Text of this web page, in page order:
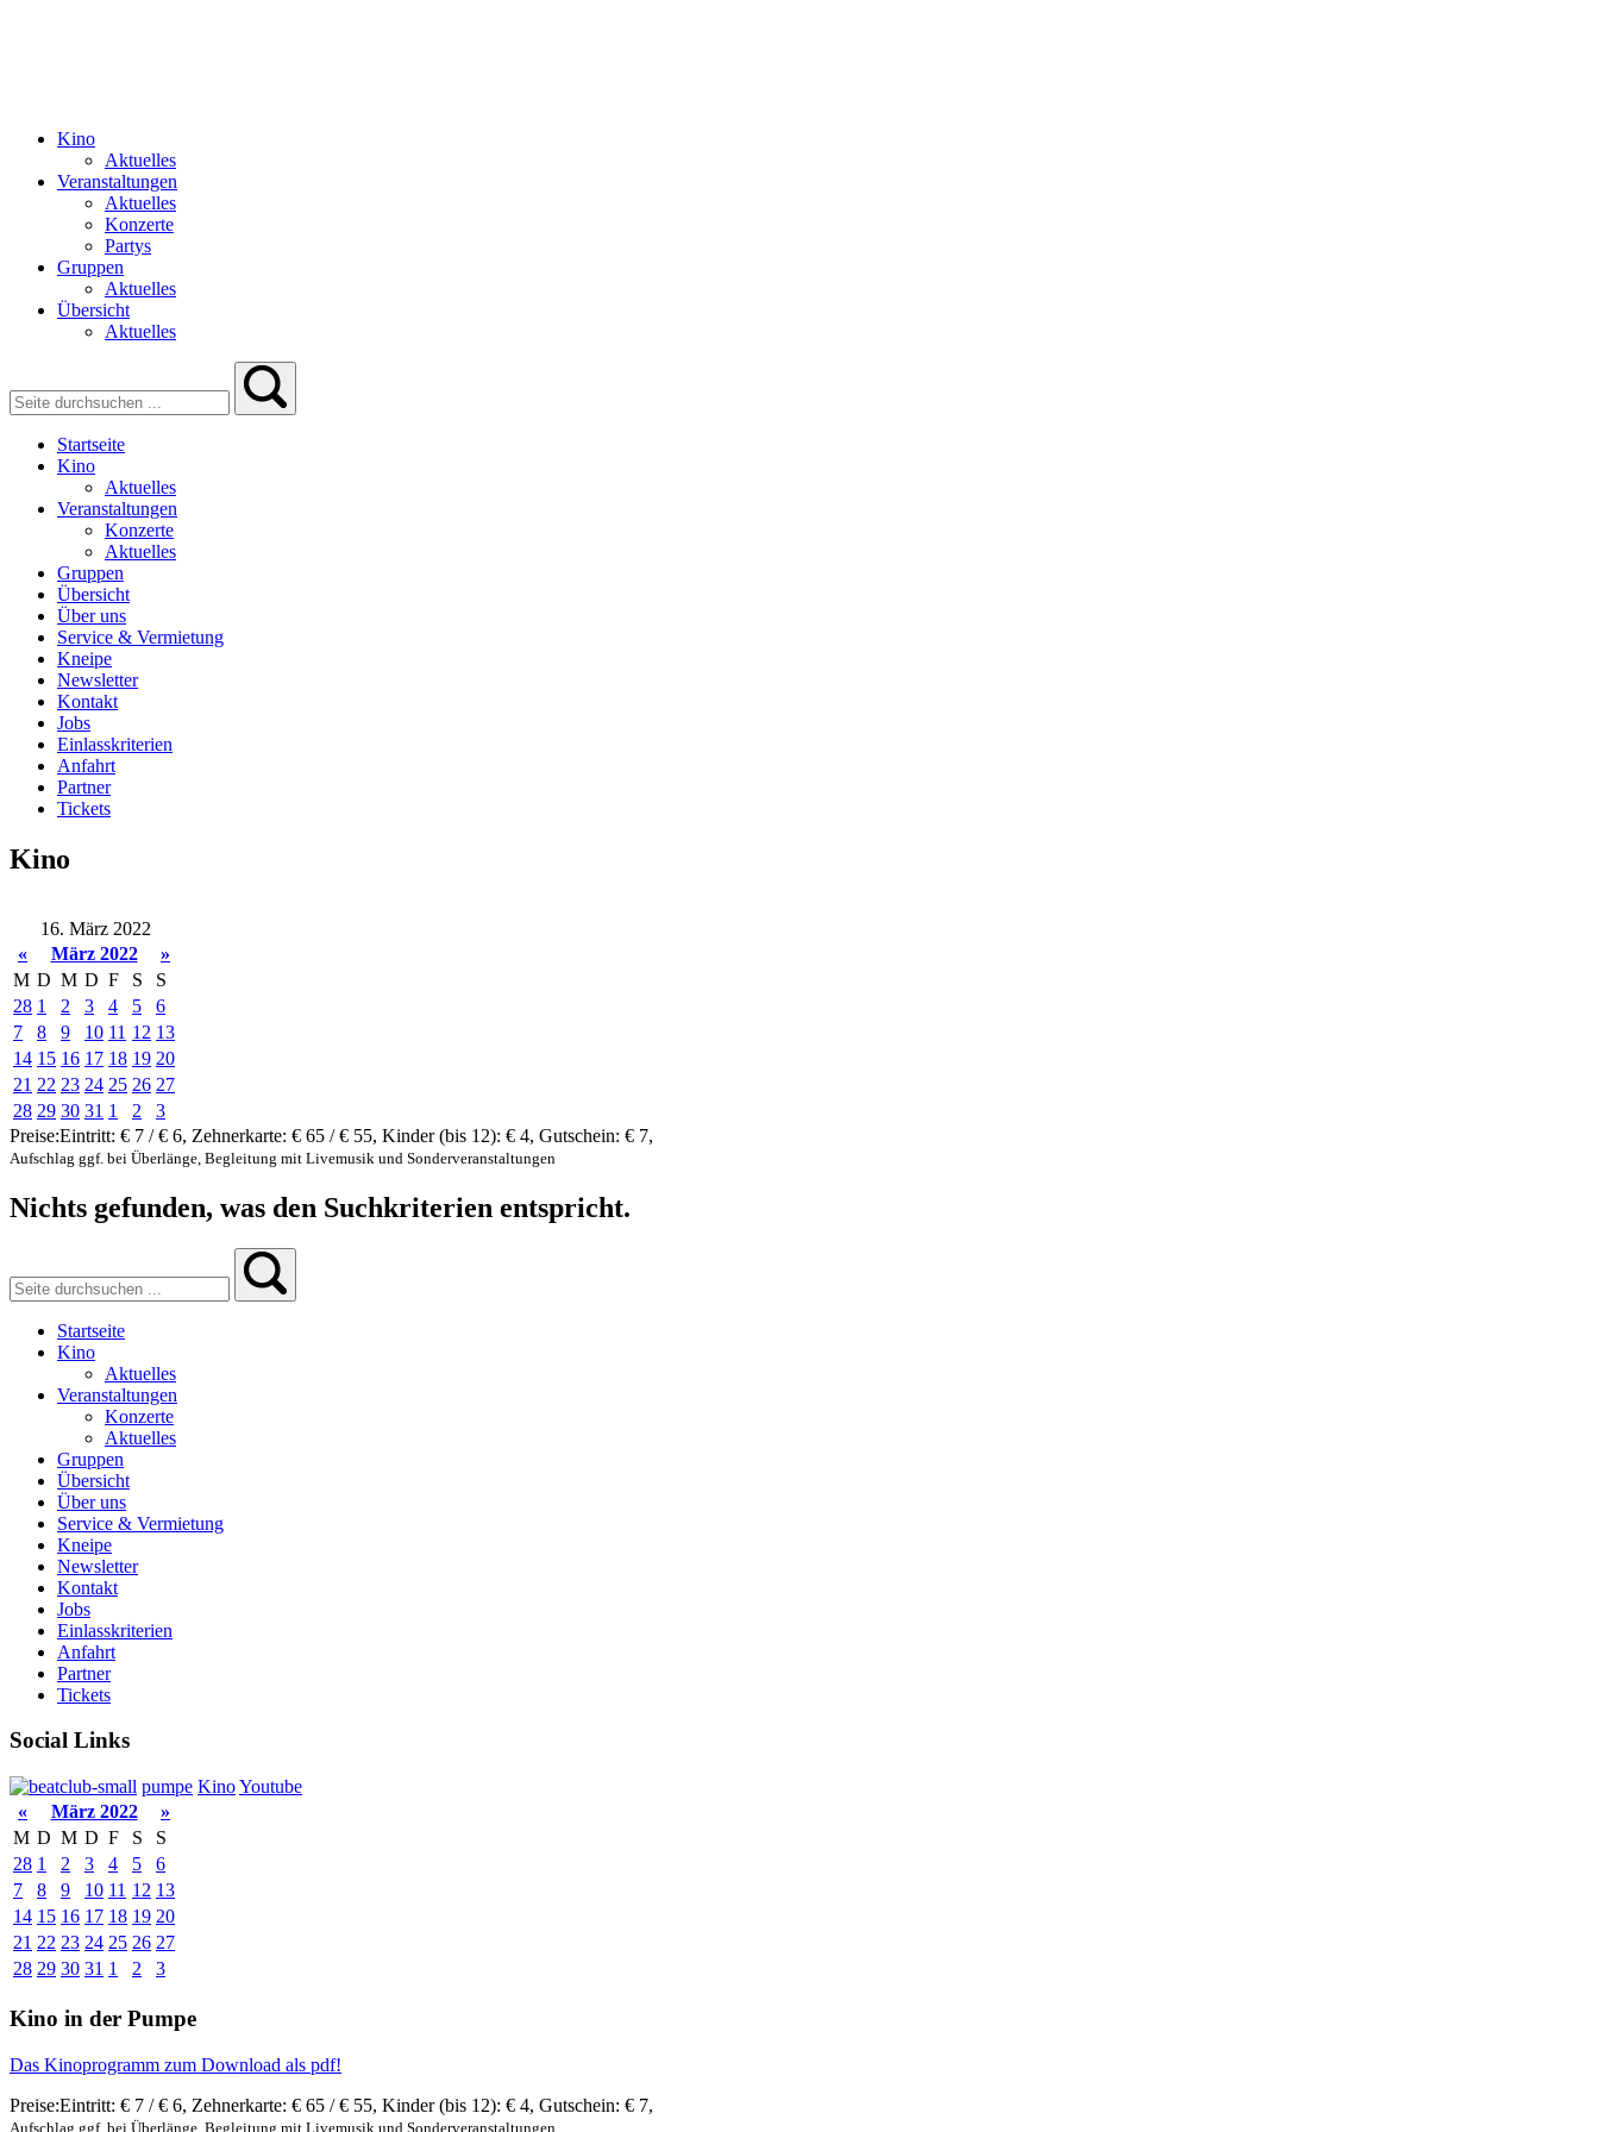
Kino
Aktuelles
Veranstaltungen
Aktuelles
Konzerte
Partys
Gruppen
Aktuelles
Übersicht
Aktuelles
Startseite
Kino
Aktuelles
Veranstaltungen
Konzerte
Aktuelles
Gruppen
Übersicht
Über uns
Service & Vermietung
Kneipe
Newsletter
Kontakt
Jobs
Einlasskriterien
Anfahrt
Partner
Tickets
Kino
16. März 2022
«
März 2022
»
M D M D F S
S
28 1 2 3 4 5
6
7
8 9 10 11 12 13
14 15 16 17 18 19 20
21 22 23 24 25 26 27
28 29 30 31 1 2
3
Preise:Eintritt: € 7 / € 6, Zehnerkarte: € 65 / € 55, Kinder (bis 12): € 4, Gutschein: € 7,
Aufschlag ggf. bei Überlänge, Begleitung mit Livemusik und Sonderveranstaltungen
Nichts gefunden, was den Suchkriterien entspricht.
Startseite
Kino
Aktuelles
Veranstaltungen
Konzerte
Aktuelles
Gruppen
Übersicht
Über uns
Service & Vermietung
Kneipe
Newsletter
Kontakt
Jobs
Einlasskriterien
Anfahrt
Partner
Tickets
Social Links
pumpe KinoYoutube
«
März 2022
»
M D M D F S
S
28 1 2 3 4 5
6
7
8 9 10 11 12 13
14 15 16 17 18 19 20
21 22 23 24 25 26 27
28 29 30 31 1 2 3
Kino in der Pumpe
Das Kinoprogramm zum Download als pdf!
Preise:Eintritt: € 7 / € 6, Zehnerkarte: € 65 / € 55, Kinder (bis 12): € 4, Gutschein: € 7,
Aufschlag ggf. bei Überlänge, Begleitung mit Livemusik und Sonderveranstaltungen